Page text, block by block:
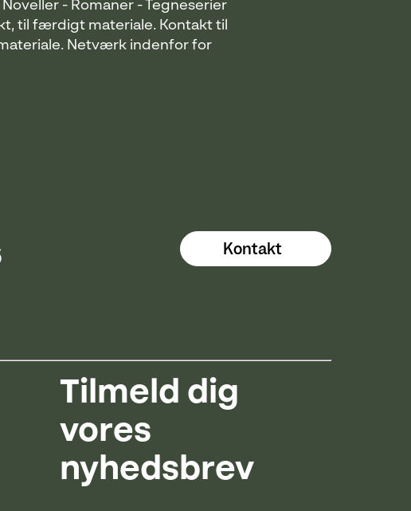
- Romaner - Tegneserier
til færdigt materiale. Kontakt til
Netværk indenfor for
Kontakt
Tilmeld dig
vores
nyhedsbrev